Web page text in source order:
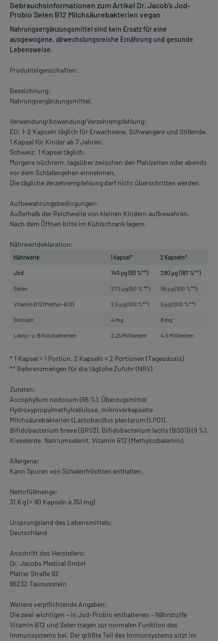
Gebrauchsinformationen zum Artikel Dr. Jacob's Jod-
Probio Selen B12 Milchsäurebakterien vegan
Nahrungsergänzungsmittel sind kein Ersatz für eine
ausgewogene, abwechslungsreiche Ernährung und gesunde
Lebensweise.
Produkteigenschaften:
Bezeichnung:
Nahrungsergänzungsmittel.
Verwendung/Anwendung/Verzehrempfehlung:
EU: 1-2 Kapseln täglich für Erwachsene, Schwangere und Stillende.
1 Kapsel für Kinder ab 7 Jahren.
Schweiz: 1 Kapsel täglich.
Morgens nüchtern, tagsüber zwischen den Mahlzeiten oder abends
vor dem Schlafengehen einnehmen.
Die tägliche Verzehrempfehlung darf nicht überschritten werden.
Aufbewahrungsbedingungen:
Außerhalb der Reichweite von kleinen Kindern aufbewahren.
Nach dem Öffnen bitte im Kühlschrank lagern.
Nährwertdeklaration:
Nährwerte 1 Kapsel* 2 Kapseln*
Jod 140 µg (93 %**) 280 µg (187 %**)
Selen 27,5 µg (50 % **) 55 µg (100 %**)
Vitamin B12 (Methyl–B12) 2,5 µg (100 %**) 5 µg (200 %**)
Silicium 4 mg 8 mg
Lakto– u. Bifidobakterien 2,25 Milliarden 4,5 Milliarden
* 1 Kapsel = 1 Portion, 2 Kapseln = 2 Portionen (Tagesdosis)
** Referenzmengen für die tägliche Zufuhr (NRV).
Zutaten:
Ascophyllum nodosum (66 %), Überzugsmittel
Hydroxypropylmethylcellulose, mikroverkapselte
Milchsäurebakterien (Lactobacillus plantarum (LP01),
Bifidobacterium breve (BR03), Bifidobacterium lactis (BS01)) (9 %),
Kieselerde, Natriumselenit, Vitamin B12 (Methylcobalamin).
Allergene:
Kann Spuren von Schalenfrüchten enthalten.
Nettofüllmenge:
31,6 g (= 90 Kapseln à 351 mg)
Ursprungsland des Lebensmittels:
Deutschland
Anschrift des Herstellers:
Dr. Jacobs Medical GmbH
Platter Straße 92
65232 Taunusstein
Weitere verpflichtende Angaben:
Die zwei wichtigen – in Jod-Probio enthaltenen – Nährstoffe
Vitamin B12 und Selen tragen zur normalen Funktion des
Immunsystems bei. Der größte Teil des Immunsystems sitzt im